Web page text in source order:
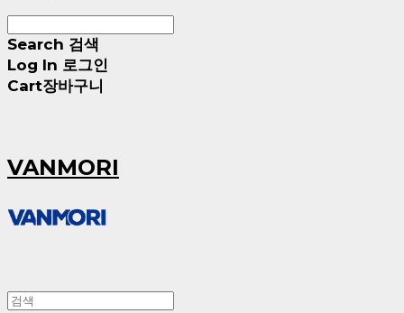
Search 검색
Log In 로그인
Cart장바구니
VANMORI